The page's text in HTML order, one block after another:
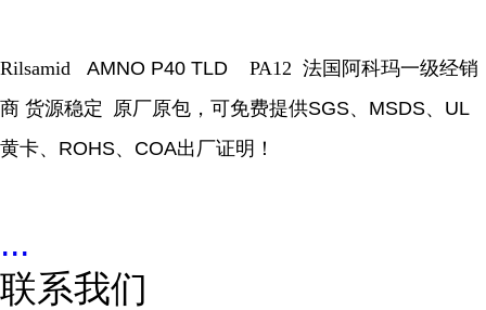
Rilsamid AMNO P40 TLD PA12 法国阿科玛一级经销
商 货源稳定
原厂原包，可免费提供SGS、 MSDS、 UL
黄卡、 ROHS、 COA出厂证明！
...
联系我们